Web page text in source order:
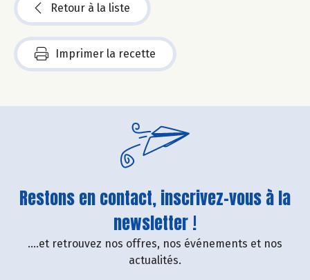
Retour à la liste
Imprimer la recette
Restons en contact, inscrivez-vous à la
newsletter !
....et retrouvez nos offres, nos événements et nos
actualités.